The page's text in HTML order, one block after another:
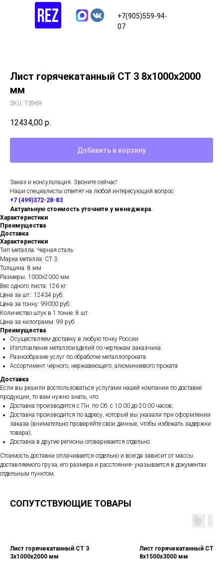
+7(905)559-94-
07
Лист горячекатанный СТ 3 8х1000х2000
мм
SKU: 73969
12434,00 р.
Добавить в корзину
Заказ и консультация. Звоните сейчас!
Наши специалисты ответят на любой интересующий вопрос
+7 (499)372-28-83
Актуальную стоимость уточните у менеджера.
Характеристики
Преимущества
Доставка
Характеристики
Тип металла: Черная сталь
Марка металла: СТ 3
Толщина: 8 мм
Размеры: 1000х2000 мм
Вес одного листа: 126 кг.
Цена за шт.: 12434 руб.
Цена за тонну: 99000 руб.
Количество штук в 1 тонне: 8 шт.
Цена за килограмм: 99 руб.
Преимущества
Осуществляем доставку в любую точку России
Изготовление металлоизделий по чертежам заказчика
Разнообразие услуг по обработке металлопроката
Ассортимент чёрного, нержавеющего, алюминиевого проката
Доставка
Если вы решили воспользоваться услугами нашей компании по доставке
продукции, то вам нужно знать, что:
Доставка производится с Пн. по Сб. с 10:00 до 20:00 часов;
Доставка производится по адресу, который вы указали при оформлении
заказа (внимательно проверяйте свои данные, чтобы избежать задержки
товара);
Доставка в другие регионы оговаривается отдельно.
Стоимость доставки оплачивается отдельно и всегда зависит от массы
доставляемого груза, его размера и расстояния- указывается в документах
отдельным пунктом.
СОПУТСТВУЮЩИЕ ТОВАРЫ
Лист горячекатанный СТ 3
3х1000х2000 мм
Лист горячекатанный СТ 3
8х1500х3000 мм